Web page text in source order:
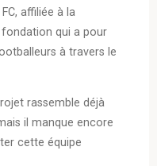
affiliée à la
qui a pour
à travers le
rassemble déjà
il manque encore
cette équipe